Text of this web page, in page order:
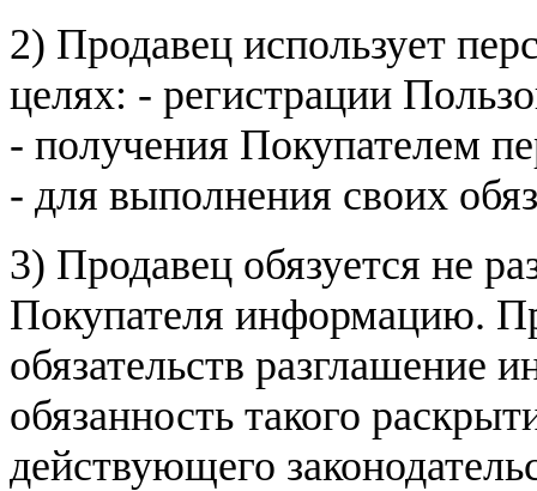
2) Продавец использует
целях: - регистрации
- получения Покупателем
- для выполнения своих
3) Продавец обязуется не
Покупателя информацию.
обязательств разглашение
обязанность такого
действующего